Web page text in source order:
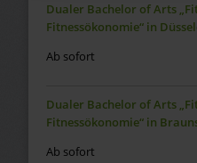
Dualer Bachelor of Arts
Fitnessökonomie“ in
Ab sofort
Dualer Bachelor of Arts
Fitnessökonomie“ in
Ab sofort